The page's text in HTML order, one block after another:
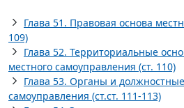
Глава 51. Правовая основа
109)
Глава 52. Территориальные
местного самоуправления (ст. 110)
Глава 53. Органы и
самоуправления (ст.ст. 111-113)